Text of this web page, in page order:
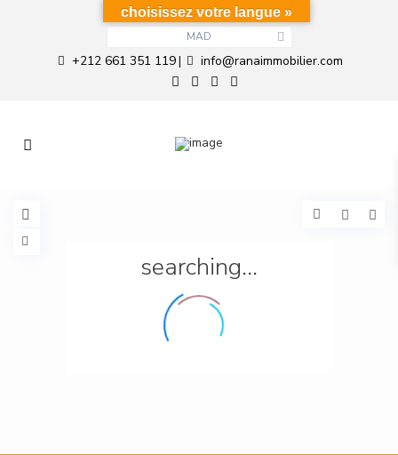
MAD
+212 661 351 119| info@ranaimmobilier.com
searching...
choisissez votre langue »